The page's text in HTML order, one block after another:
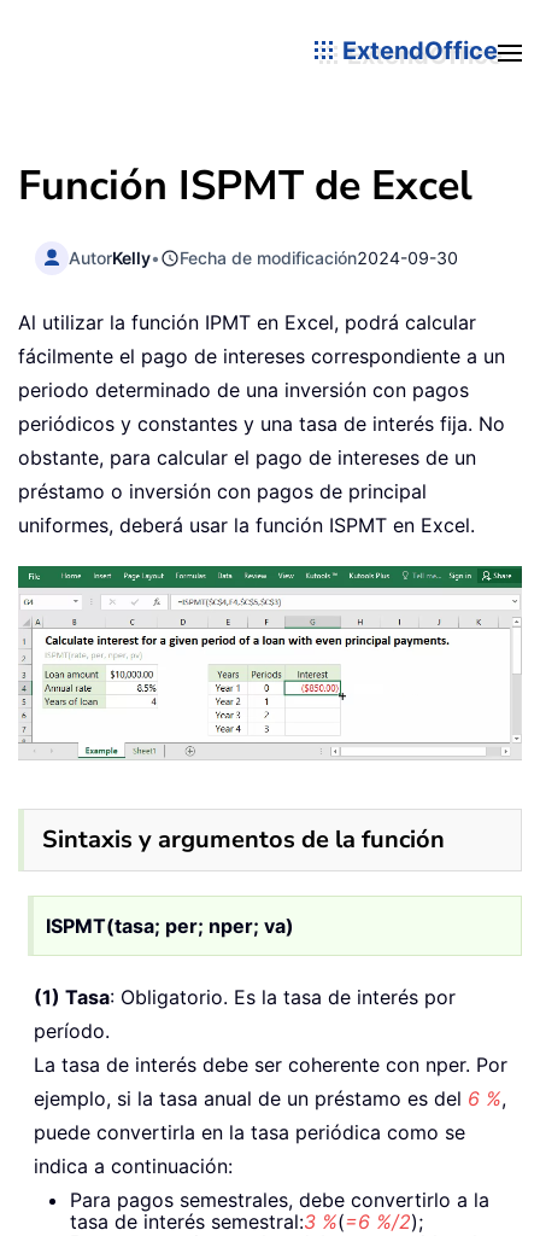
ExtendOffice
Función ISPMT de Excel
AutorKelly• Fecha de modificación2024-09-30
Al utilizar la función IPMT en Excel, podrá calcular
fácilmente el pago de intereses correspondiente a un
periodo determinado de una inversión con pagos
periódicos y constantes y una tasa de interés fija. No
obstante, para calcular el pago de intereses de un
préstamo o inversión con pagos de principal
uniformes, deberá usar la función ISPMT en Excel.
Sintaxis y argumentos de la función
ISPMT(tasa; per; nper; va)
(1) Tasa: Obligatorio. Es la tasa de interés por
período.
La tasa de interés debe ser coherente con nper. Por
ejemplo, si la tasa anual de un préstamo es del 6 %,
puede convertirla en la tasa periódica como se
indica a continuación:
Para pagos semestrales, debe convertirlo a la
tasa de interés semestral:3 %(=6 %/2);